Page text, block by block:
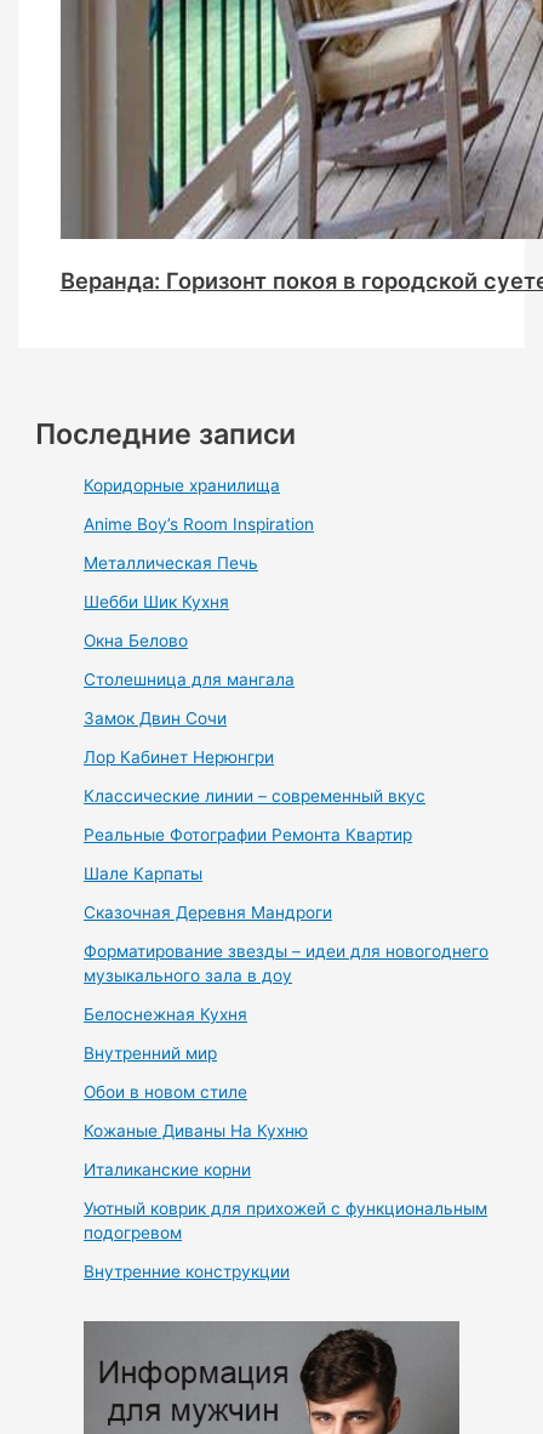
Веранда: Горизонт покоя в городской
Последние записи
Коридорные хранилища
Anime Boy’s Room Inspiration
Металлическая Печь
Шебби Шик Кухня
Окна Белово
Столешница для мангала
Замок Двин Сочи
Лор Кабинет Нерюнгри
Классические линии – современный вкус
Реальные Фотографии Ремонта Квартир
Шале Карпаты
Сказочная Деревня Мандроги
Форматирование звезды – идеи для новогоднего
музыкального зала в доу
Белоснежная Кухня
Внутренний мир
Обои в новом стиле
Кожаные Диваны На Кухню
Италиканские корни
Уютный коврик для прихожей с функциональным
подогревом
Внутренние конструкции